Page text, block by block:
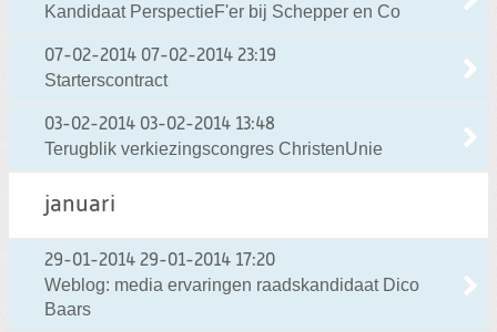
Kandidaat PerspectieF'er bij Schepper en Co
07-02-2014 07-02-2014 23:19
Starterscontract
03-02-2014 03-02-2014 13:48
Terugblik verkiezingscongres ChristenUnie
januari
29-01-2014 29-01-2014 17:20
Weblog: media ervaringen raadskandidaat Dico
Baars